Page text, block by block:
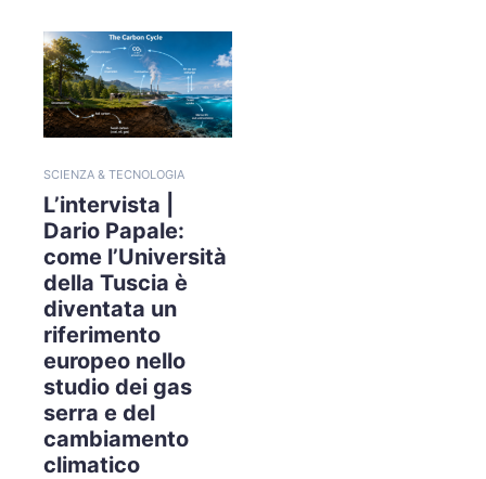
SCIENZA & TECNOLOGIA
L’intervista |
Dario Papale:
come l’Università
della Tuscia è
diventata un
riferimento
europeo nello
studio dei gas
serra e del
cambiamento
climatico